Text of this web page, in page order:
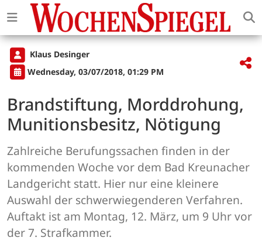
Klaus Desinger
Wednesday, 03/07/2018, 01:29 PM
Brandstiftung, Morddrohung,
Munitionsbesitz, Nötigung
Zahlreiche Berufungssachen finden in der
kommenden Woche vor dem Bad Kreunacher
Landgericht statt. Hier nur eine kleinere
Auswahl der schwerwiegenderen Verfahren.
Auftakt ist am Montag, 12. März, um 9 Uhr vor
der 7. Strafkammer.